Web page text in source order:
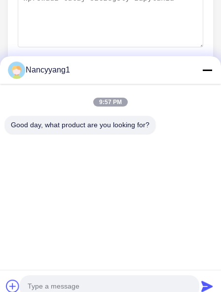
SKONTAKTUJ SIĘ Z NAMI
© 2026 Runsing Composites Co., Ltd.. All Rights Reserved.
Nancyyang1
9:57 PM
Good day, what product are you looking for?